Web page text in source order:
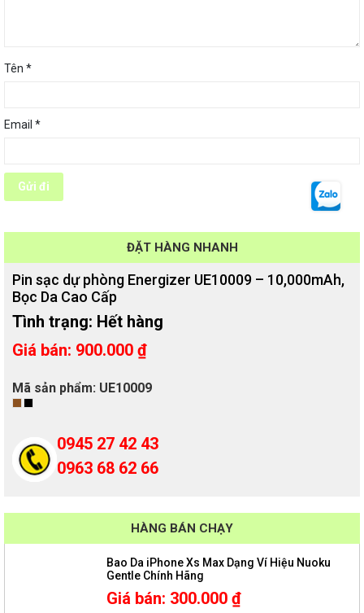
Tên *
Email *
ĐẶT HÀNG NHANH
Pin sạc dự phòng Energizer UE10009 – 10,000mAh,
Bọc Da Cao Cấp
Tình trạng: Hết hàng
Giá bán: 900.000 ₫
Mã sản phẩm: UE10009
0945 27 42 43
0963 68 62 66
HÀNG BÁN CHẠY
Bao Da iPhone Xs Max Dạng Ví Hiệu Nuoku
Gentle Chính Hãng
Giá bán: 300.000 ₫